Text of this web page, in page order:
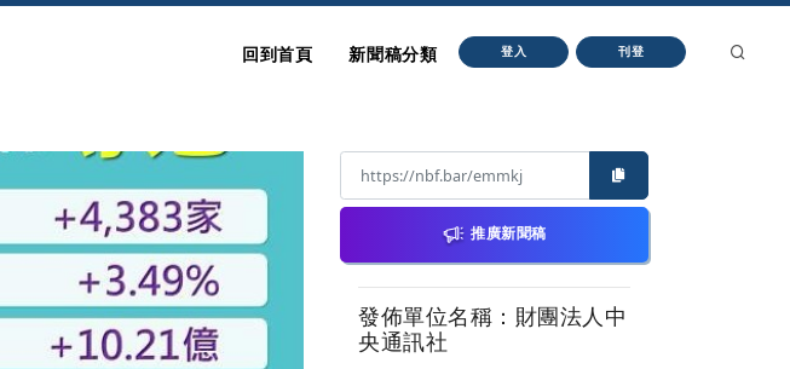
回到首頁 新聞稿分類 登入 刊登
推廣新聞稿
發佈單位名稱：財團法人中
央通訊社